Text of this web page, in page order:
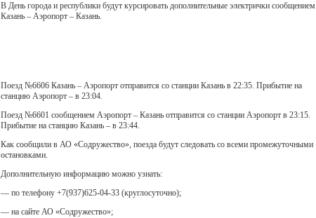
В День города и республики будут курсировать дополнительные электрички сообщением
Казань – Аэропорт – Казань.
Поезд №6606 Казань – Аэропорт отправится со станции Казань в 22:35. Прибытие на
станцию Аэропорт – в 23:04.
Поезд №6601 сообщением Аэропорт – Казань отправится со станции Аэропорт в 23:15.
Прибытие на станцию Казань – в 23:44.
Как сообщили в АО «Содружество», поезда будут следовать со всеми промежуточными
остановками.
Дополнительную информацию можно узнать:
— по телефону +7(937)625-04-33 (круглосуточно);
— на сайте АО «Содружество»;